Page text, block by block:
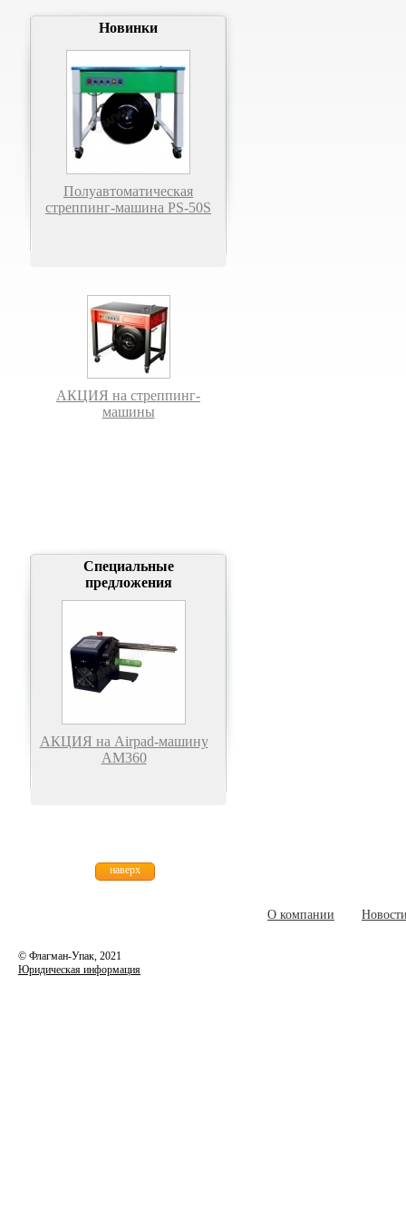
Новинки
Полуавтоматическая
стреппинг-машина PS-50S
АКЦИЯ на стреппинг-
машины
Специальные
предложения
АКЦИЯ на Airpad-машину
АМ360
О компании
© Флагман-Упак, 2021
Юридическая информация
наверх